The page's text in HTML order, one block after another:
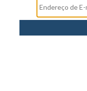
SL01004